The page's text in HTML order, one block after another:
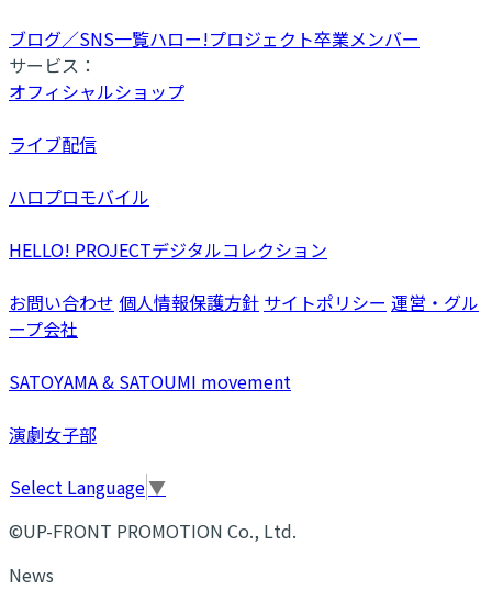
ブログ／SNS一覧ハロー!プロジェクト卒業メンバー
サービス：
オフィシャルショップ
ライブ配信
ハロプロモバイル
HELLO! PROJECTデジタルコレクション
お問い合わせ 個人情報保護方針 サイトポリシー 運営・グル
ープ会社
SATOYAMA & SATOUMI movement
演劇女子部
Select Language▼
©UP-FRONT PROMOTION Co., Ltd.
News